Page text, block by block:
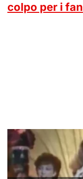
colpo per i fan